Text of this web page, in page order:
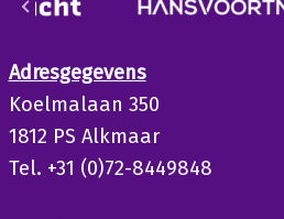
Adresgegevens
Koelmalaan 350
1812 PS Alkmaar
Tel. +31 (0)72-8449848